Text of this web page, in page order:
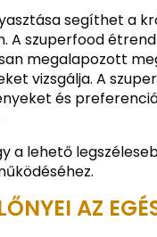
segíthet a
A szuperfood
megalapozott
vizsgálja. A
és
a lehető
AZ